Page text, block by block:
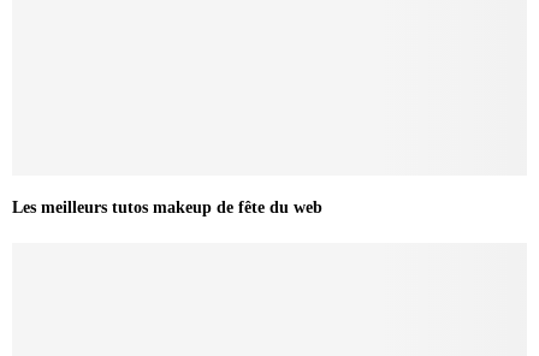
Les meilleurs tutos makeup de fête du web